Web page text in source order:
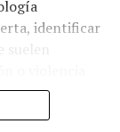
identificar
jóvenes.